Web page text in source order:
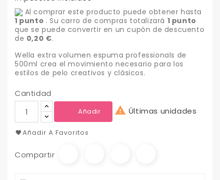
Al comprar este producto puede obtener hasta
1 punto . Su carro de compras totalizará 1 punto
que se puede convertir en un cupón de descuento
de 0,20 €.
Wella extra volumen espuma professionals de
500ml crea el movimiento necesario para los
estilos de pelo creativos y clásicos.
Cantidad
Añadir  Últimas unidades
Añadir A Favoritos
Compartir